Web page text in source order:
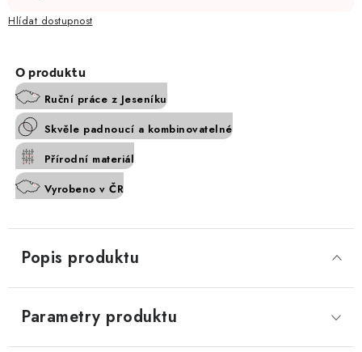
Hlídat
Ruční práce z Jeseníku
Skvěle padnoucí a kombinovatelné
Přírodní materiál
Vyrobeno v ČR
Popis produktu
Parametry produktu